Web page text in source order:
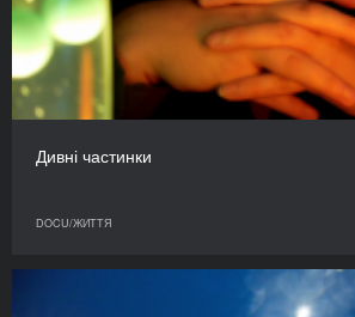
Дивні частинки
DOCU/ЖИТТЯ